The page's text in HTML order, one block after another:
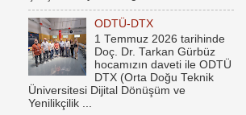
ODTÜ-DTX
1 Temmuz 2026 tarihinde
Doç. Dr. Tarkan Gürbüz
hocamızın daveti ile ODTÜ
DTX (Orta Doğu Teknik
Üniversitesi Dijital Dönüşüm ve
Yenilikçilik ...